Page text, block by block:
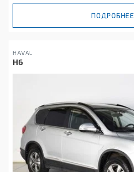
ПОДРОБНЕЕ
HAVAL
H6